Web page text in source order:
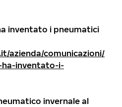
inventato i pneumatici
azienda/comunicazioni/
inventato-i-
invernale al